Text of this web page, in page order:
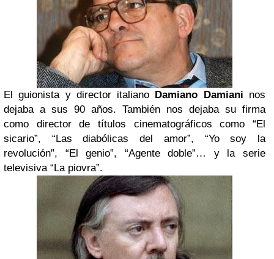
El guionista y director italiano Damiano Damiani nos
dejaba a sus 90 años. También nos dejaba su firma
como director de títulos cinematográficos como “El
sicario”, “Las diabólicas del amor”, “Yo soy la
revolución”, “El genio”, “Agente doble”… y la serie
televisiva “La piovra”.